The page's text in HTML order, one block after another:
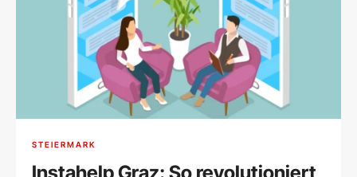
STEIERMARK